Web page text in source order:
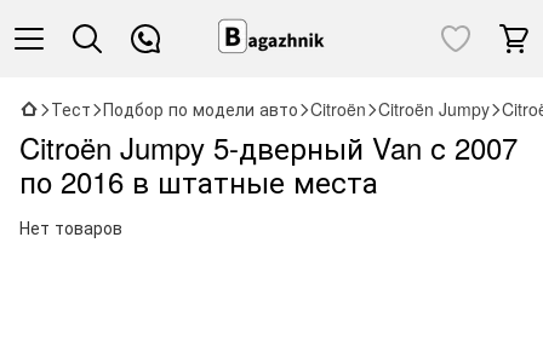
Тест Подбор по модели авто Citroën Citroën Jumpy
Citroën Jumpy 5-дверный Van с 2007
по 2016 в штатные места
Нет товаров